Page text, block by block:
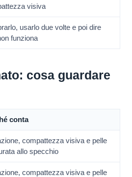
visiva
usarlo due volte e poi dire
funziona
cosa guardare
conta
compattezza visiva e pelle
allo specchio
compattezza visiva e pelle